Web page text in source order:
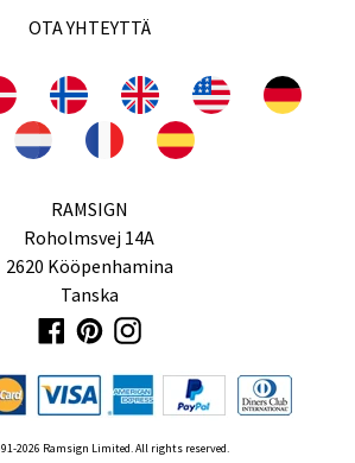
OTA YHTEYTTÄ
RAMSIGN
Roholmsvej 14A
2620 Kööpenhamina
Tanska
Facebook
PinterestInstagram
2026 Ramsign Limited. All rights reserved.